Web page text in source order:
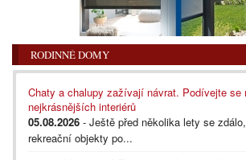
RODINNÉ DOMY
Chaty a chalupy zažívají návrat. Podívejte se
nejkrásnějších interiérů
05.08.2026 - Ještě před několika lety se
rekreační objekty po...